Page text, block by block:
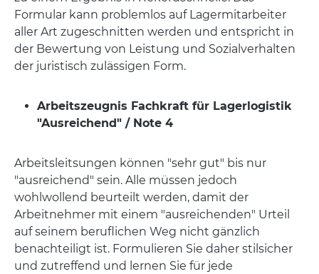
Formular kann problemlos auf Lagermitarbeiter
aller Art zugeschnitten werden und entspricht in
der Bewertung von Leistung und Sozialverhalten
der juristisch zulässigen Form.
Arbeitszeugnis Fachkraft für Lagerlogistik
"Ausreichend" / Note 4
Arbeitsleitsungen können "sehr gut" bis nur
"ausreichend" sein. Alle müssen jedoch
wohlwollend beurteilt werden, damit der
Arbeitnehmer mit einem "ausreichenden" Urteil
auf seinem beruflichen Weg nicht gänzlich
benachteiligt ist. Formulieren Sie daher stilsicher
und zutreffend und lernen Sie für jede